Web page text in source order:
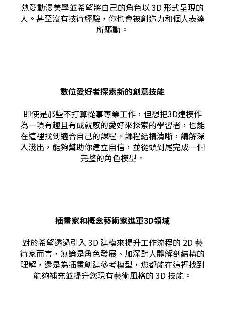
熱愛動漫美學並希望將自己的角色以 3D 形式呈現的
人。甚至沒有技術經驗，你也會被創造力和個人表達
所驅動。
數位愛好者探索新的創意技能
即使是那些不打算從事專業工作，但想把3D建模作
為一項有趣且有成就感的愛好來探索的學習者，也能
在這​​裡找到適合自己的課程。課程結構清晰，講解深
入淺出，能夠幫助你建立自信，並從頭到尾完成一個
完整的角色模型。
插畫家和概念藝術家進軍3D領域
對於希望透過引入 3D 建模來提升工作流程的 2D 藝
術家而言，無論是角色發展、加深對人體解剖結構的
理解，還是為插畫創建參考模型，您都能在這裡找到
能夠補充並提升您現有藝術風格的 3D 技能。